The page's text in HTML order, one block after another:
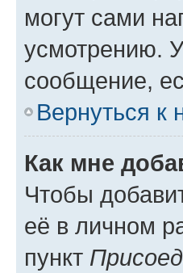
могут сами
усмотрению.
сообщение,
Вернуться к
Как мне
Чтобы
её в личном
пункт